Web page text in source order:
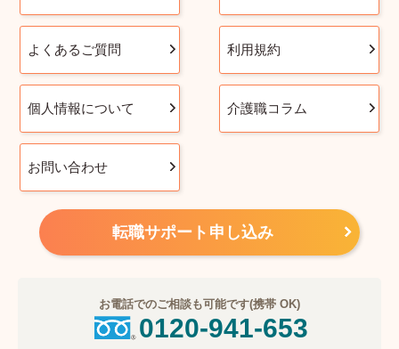
よくあるご質問 利用規約
個人情報について 介護職コラム
お問い合わせ
転職サポート申し込み
お電話でのご相談も可能です(携帯 OK)
0120-941-653